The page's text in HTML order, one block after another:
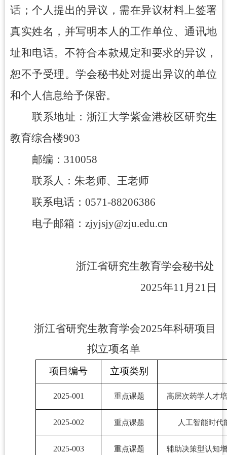
话；个人提出的异议，需在异议材料上签署
真实姓名，并写明本人的工作单位、通讯地
址和电话。不符合本款规定和要求的异议，
恕不予受理。学会秘书处对提出异议的单位
和个人信息给予保密。
联系地址：浙江大学紫金港校区研究生
教育综合楼903
邮编： 310058
联系人：朱老师、王老师
联系电话： 0571-88206386
电子邮箱： zjyjsjy@zju.edu.cn
浙江省研究生教育学会秘书处
2025年11月 21 日
浙江省研究生教育学会2025年科研项目
拟立项名单
项目编号 立项类别
2025-001 重点课题 高层次药学人才
2025-002 重点课题 人工智能时代
2025-003 重点课题 辅助决策型认知